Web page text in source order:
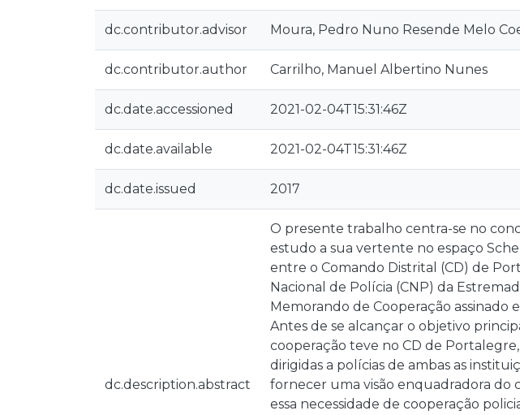
dc.contributor.advisor Moura, Pedro Nuno Resende Melo
dc.contributor.author Carrilho, Manuel Albertino Nunes
dc.date.accessioned 2021-02-04T15:31:46Z
dc.date.available 2021-02-04T15:31:46Z
dc.date.issued 2017
dc.description.abstract
O presente trabalho centra-se no
estudo a sua vertente no espaço
entre o Comando Distrital (CD) de
Nacional de Polícia (CNP) da
Memorando de Cooperação assinado
Antes de se alcançar o objetivo
cooperação teve no CD de
dirigidas a polícias de ambas as
fornecer uma visão enquadradora do
essa necessidade de cooperação